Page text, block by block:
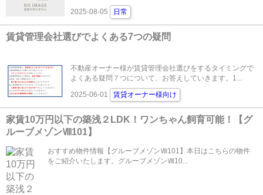
2025-08-05 日常
賃貸管理会社選びでよくある7つの疑問
不動産オーナー様が賃貸管理会社選びをするタイミングで
よくある疑問７つについて、お答えしていきます。1...
2025-06-01
賃貸オーナー様向け
家賃10万円以下の築浅２LDK！ワンちゃん飼育可能！【グ
ルーブメゾンⅧ101】
おすすめ物件情報【グルーブメゾンⅧ101】本日はこちらの物件
をご紹介いたします。グルーブメゾンⅧ10...